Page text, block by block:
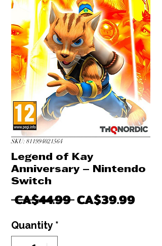
SKU: 811994021564
Legend of Kay
Anniversary – Nintendo
Switch
CA$44.99 Regular
CA$39.99Sale
Quantity *